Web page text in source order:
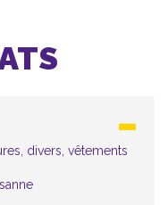
divers, vêtements